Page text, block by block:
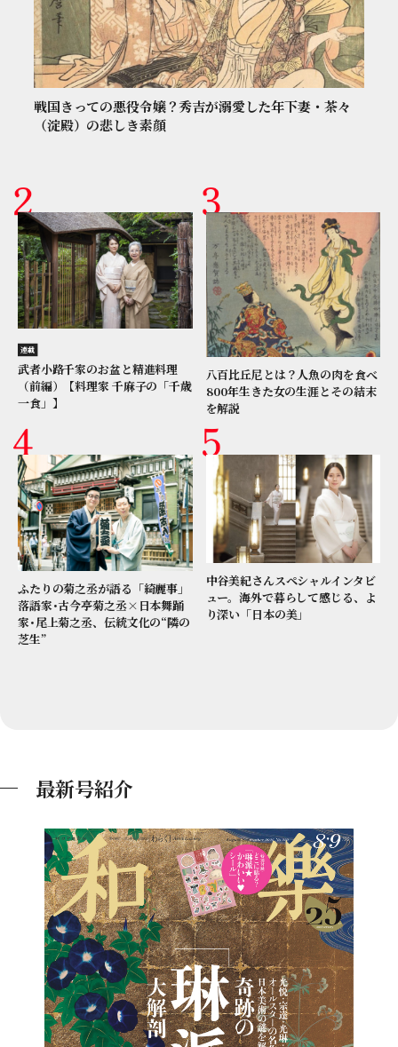
戦国きっての悪役令嬢？秀吉が溺愛した年下妻・茶々
（淀殿）の悲しき素顔
連載
武者小路千家のお盆と精進料理
（前編）【料理家 千麻子の「千歳
一食」】
八百比丘尼とは？人魚の肉を食べ
800年生きた女の生涯とその結末
を解説
ふたりの菊之丞が語る「綺麗事」
落語家･古今亭菊之丞×日本舞踊
家･尾上菊之丞、伝統文化の“隣の
芝生”
中谷美紀さんスペシャルインタビ
ュー。海外で暮らして感じる、よ
り深い「日本の美」
最新号紹介